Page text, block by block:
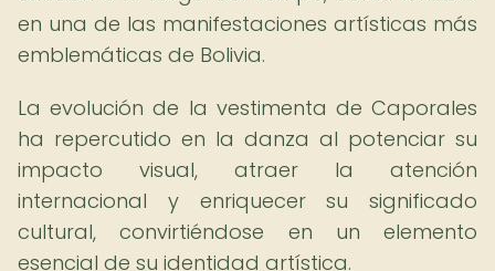
en una de las manifestaciones artísticas más
emblemáticas de Bolivia.
La evolución de la vestimenta de Caporales
ha repercutido en la danza al potenciar su
impacto visual, atraer la atención
internacional y enriquecer su significado
cultural, convirtiéndose en un elemento
esencial de su identidad artística.